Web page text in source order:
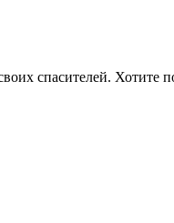
спасителей. Хотите